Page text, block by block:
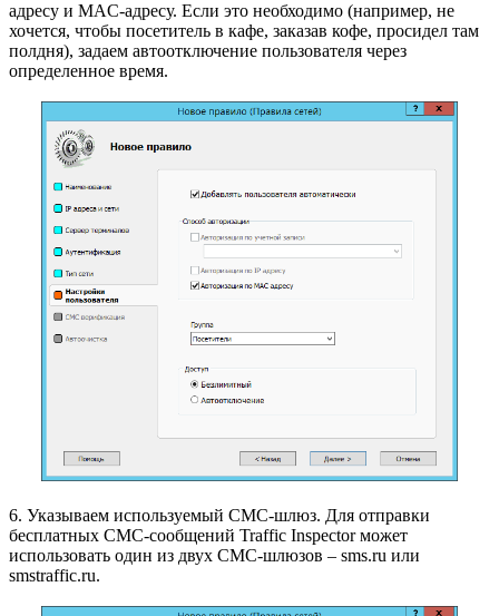
адресу и MAC-адресу. Если это необходимо (например, не
хочется, чтобы посетитель в кафе, заказав кофе, просидел там
полдня), задаем автоотключение пользователя через
определенное время.
6. Указываем используемый СМС-шлюз. Для отправки
бесплатных СМС-сообщений Traffic Inspector может
использовать один из двух СМС-шлюзов – sms.ru или
smstraffic.ru.